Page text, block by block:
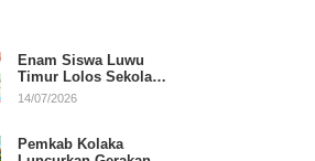
Raih
Enam Siswa Luwu
Timur Lolos Sekolah
Rakyat, Bupati: Jaga
14/07/2026
Pemkab Kolaka